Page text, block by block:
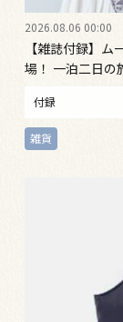
2026.08.06 00:00
【雑誌付録】
場！ 一泊二日
手帖9月号
付録
雑貨